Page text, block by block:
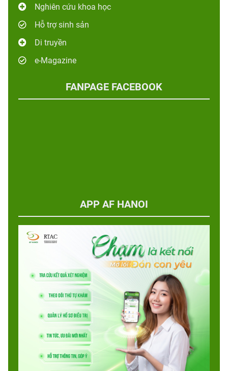
Nghiên cứu khoa học
Hỗ trợ sinh sản
Di truyền
e-Magazine
FANPAGE FACEBOOK
APP AF HANOI